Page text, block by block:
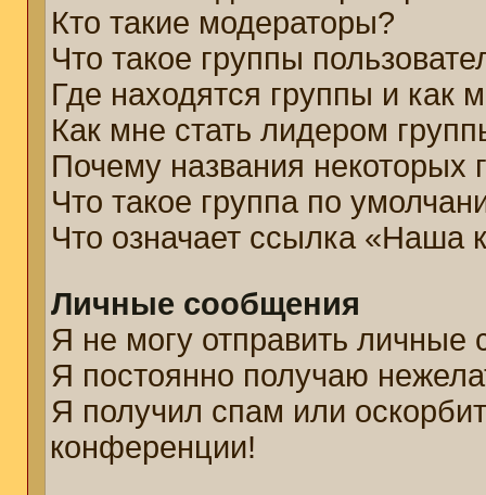
Кто такие модераторы?
Что такое группы
Где находятся группы и как
Как мне стать лидером
Почему названия некоторых
Что такое группа по
Что означает ссылка «Наша
Личные сообщения
Я не могу отправить личные
Я постоянно получаю
Я получил спам или
конференции!